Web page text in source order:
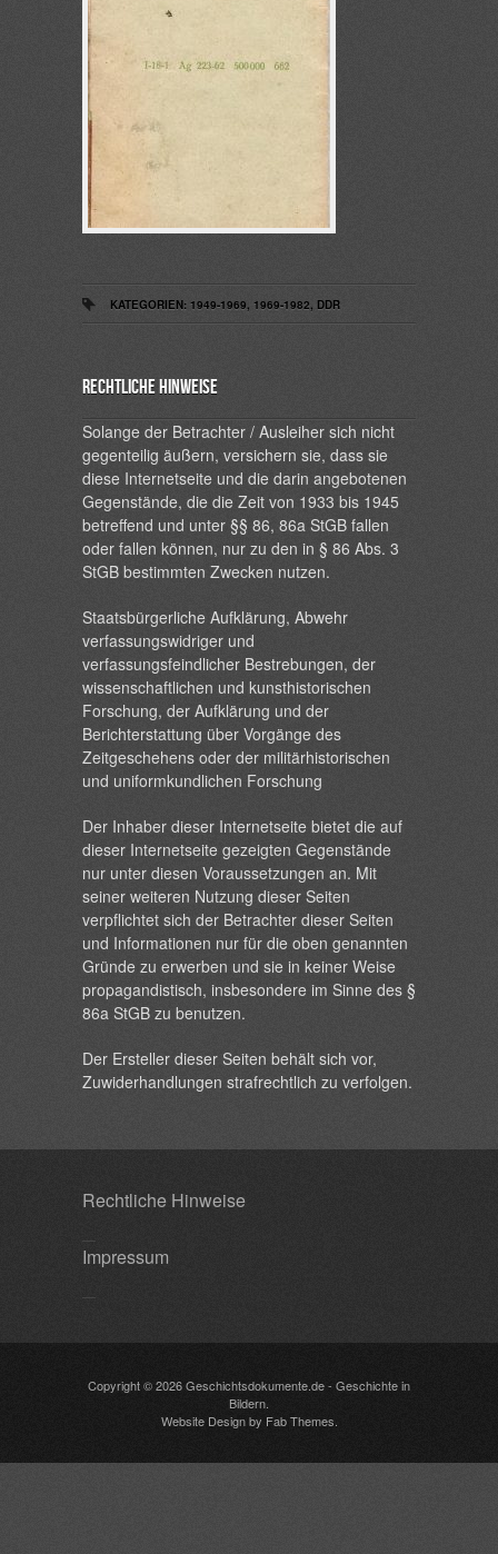
KATEGORIEN: 1949-1969, 1969-1982, DDR
Rechtliche Hinweise
Solange der Betrachter / Ausleiher sich nicht
gegenteilig äußern, versichern sie, dass sie
diese Internetseite und die darin angebotenen
Gegenstände, die die Zeit von 1933 bis 1945
betreffend und unter §§ 86, 86a StGB fallen
oder fallen können, nur zu den in § 86 Abs. 3
StGB bestimmten Zwecken nutzen.
Staatsbürgerliche Aufklärung, Abwehr
verfassungswidriger und
verfassungsfeindlicher Bestrebungen, der
wissenschaftlichen und kunsthistorischen
Forschung, der Aufklärung und der
Berichterstattung über Vorgänge des
Zeitgeschehens oder der militärhistorischen
und uniformkundlichen Forschung
Der Inhaber dieser Internetseite bietet die auf
dieser Internetseite gezeigten Gegenstände
nur unter diesen Voraussetzungen an. Mit
seiner weiteren Nutzung dieser Seiten
verpflichtet sich der Betrachter dieser Seiten
und Informationen nur für die oben genannten
Gründe zu erwerben und sie in keiner Weise
propagandistisch, insbesondere im Sinne des §
86a StGB zu benutzen.
Der Ersteller dieser Seiten behält sich vor,
Zuwiderhandlungen strafrechtlich zu verfolgen.
Rechtliche Hinweise
Impressum
Copyright © 2026Geschichtsdokumente.de- Geschichte in
Bildern.
Website Designby Fab Themes